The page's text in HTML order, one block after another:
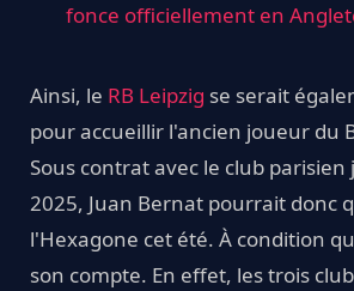
fonce officiellement en
Ainsi, le RB Leipzig se serait
pour accueillir l'ancien joueur du
Sous contrat avec le club
2025, Juan Bernat pourrait donc
l'Hexagone cet été. À condition
son compte. En effet, les trois